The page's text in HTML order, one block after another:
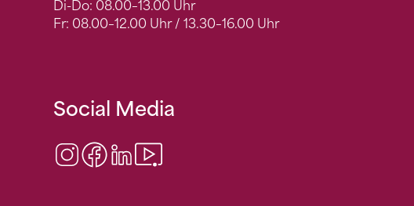
Di-Do: 08.00–13.00 Uhr
Fr: 08.00–12.00 Uhr / 13.30–16.00 Uhr
Social Media
Instagram
Facebook
LinkedIn